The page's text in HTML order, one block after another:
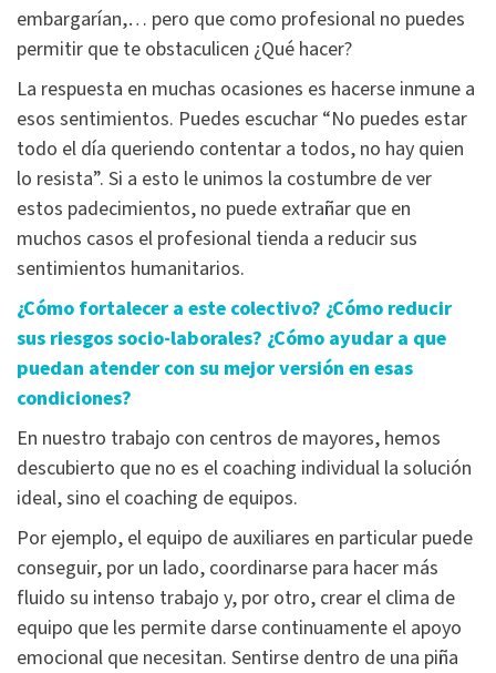
embargarían,… pero que como profesional no puedes
permitir que te obstaculicen ¿Qué hacer?
La respuesta en muchas ocasiones es hacerse inmune a
esos sentimientos. Puedes escuchar “No puedes estar
todo el día queriendo contentar a todos, no hay quien
lo resista”. Si a esto le unimos la costumbre de ver
estos padecimientos, no puede extrañar que en
muchos casos el profesional tienda a reducir sus
sentimientos humanitarios.
¿Cómo fortalecer a este colectivo? ¿Cómo reducir
sus riesgos socio-laborales? ¿Cómo ayudar a que
puedan atender con su mejor versión en esas
condiciones?
En nuestro trabajo con centros de mayores, hemos
descubierto que no es el coaching individual la solución
ideal, sino el coaching de equipos.
Por ejemplo, el equipo de auxiliares en particular puede
conseguir, por un lado, coordinarse para hacer más
fluido su intenso trabajo y, por otro, crear el clima de
equipo que les permite darse continuamente el apoyo
emocional que necesitan. Sentirse dentro de una piña